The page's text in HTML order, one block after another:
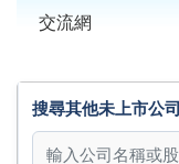
交流網
搜尋其他未上市公司
搜尋其他未上市公司